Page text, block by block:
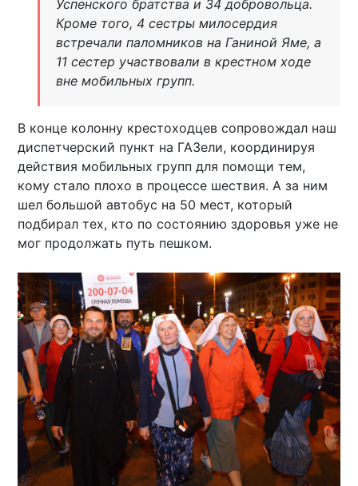
Успенского братства и 34 добровольца.
Кроме того, 4 сестры милосердия
встречали паломников на Ганиной Яме, а
11 сестер участвовали в крестном ходе
вне мобильных групп.
В конце колонну крестоходцев сопровождал наш
диспетчерский пункт на ГАЗели, координируя
действия мобильных групп для помощи тем,
кому стало плохо в процессе шествия. А за ним
шел большой автобус на 50 мест, который
подбирал тех, кто по состоянию здоровья уже не
мог продолжать путь пешком.